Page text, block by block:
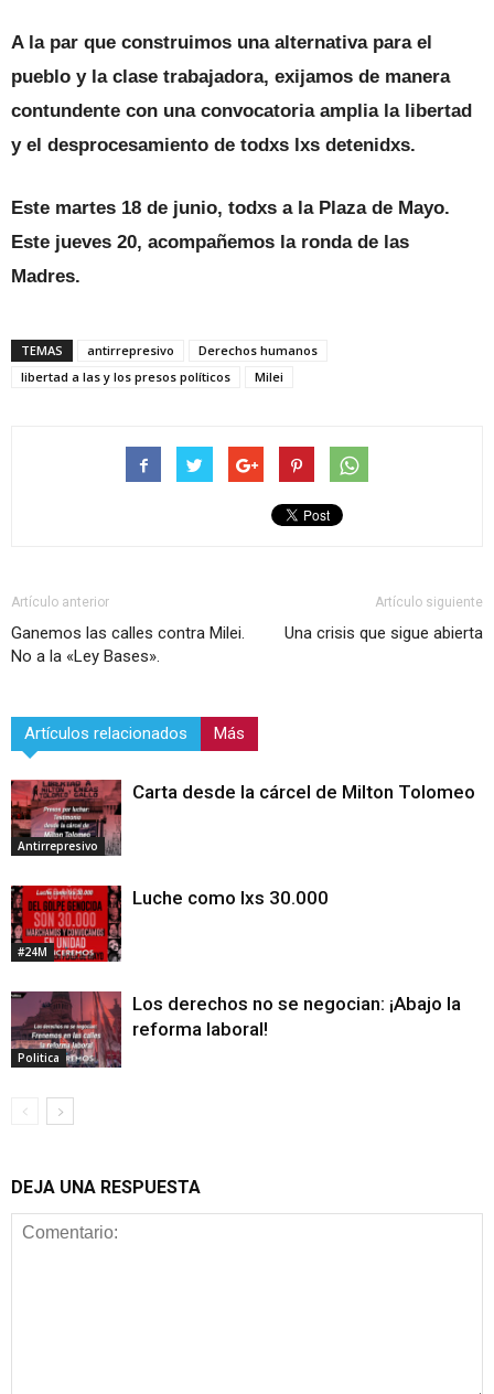
A la par que construimos una alternativa para el
pueblo y la clase trabajadora, exijamos de manera
contundente con una convocatoria amplia la libertad
y el desprocesamiento de todxs lxs detenidxs.
Este martes 18 de junio, todxs a la Plaza de Mayo.
Este jueves 20, acompañemos la ronda de las
Madres.
TEMAS antirrepresivo
Derechos humanos
libertad a las y los presos políticos
Milei
Artículo anterior
Ganemos las calles contra Milei.
No a la «Ley Bases».
Artículo siguiente
Una crisis que sigue abierta
Artículos relacionados Más
Antirrepresivo
Carta desde la cárcel de Milton Tolomeo
#24M
Luche como lxs 30.000
Politica
Los derechos no se negocian: ¡Abajo la
reforma laboral!
DEJA UNA RESPUESTA